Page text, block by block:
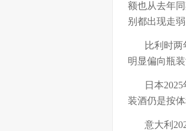
额也从去年
别都出现走弱
比利时两年
明显偏向瓶装
日本2025
装酒仍是按
意大利